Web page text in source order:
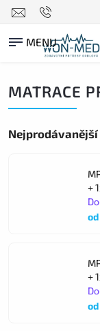
MATRACE
Nejprodávanější
+
od
+
od